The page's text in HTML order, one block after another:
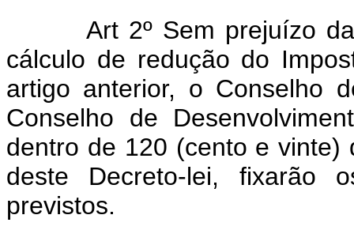
Art 2º Sem prejuízo
cálculo de redução do
artigo anterior, o Conselho
Conselho de
dentro de 120 (cento e
deste Decreto-lei, fixarão
previstos.